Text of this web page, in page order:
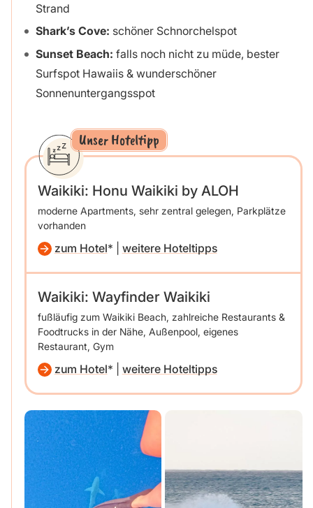
Strand
Shark’s Cove: schöner Schnorchelspot
Sunset Beach: falls noch nicht zu müde, bester
Surfspot Hawaiis & wunderschöner
Sonnenuntergangsspot
Unser Hoteltipp
Waikiki: Honu Waikiki by ALOH
moderne Apartments, sehr zentral gelegen, Parkplätze
vorhanden
zum Hotel weitere Hoteltipps
Waikiki: Wayfinder Waikiki
fußläufig zum Waikiki Beach, zahlreiche Restaurants &
Foodtrucks in der Nähe, Außenpool, eigenes
Restaurant, Gym
zum Hotel weitere Hoteltipps